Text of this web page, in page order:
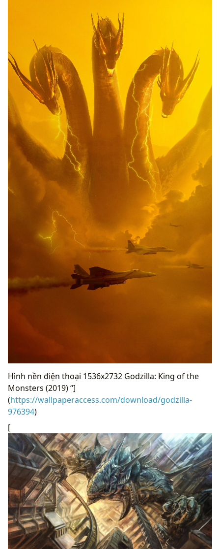
Hình nền điện thoại 1536x2732 Godzilla: King of the
Monsters (2019) “]
(https://wallpaperaccess.com/download/godzilla-
976394)
[